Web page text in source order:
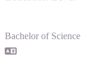
Bachelor of Science